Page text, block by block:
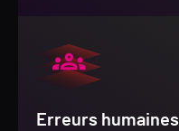
Erreurs humaines